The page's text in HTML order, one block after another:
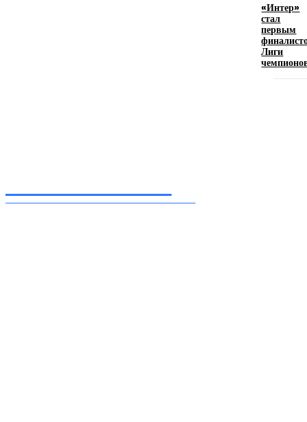
Девушка в бокале: легендарный номер бурлеска
«Интер»
стал
первым
Лиги